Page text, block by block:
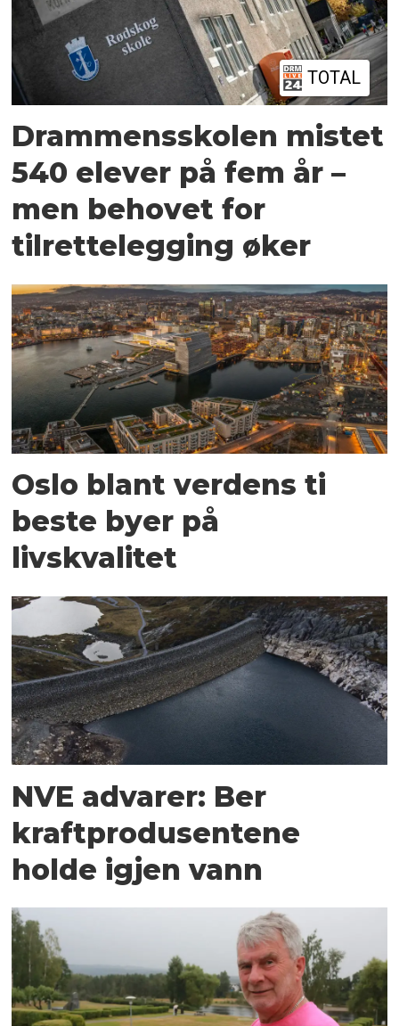
TOTAL
Drammensskolen mistet
540 elever på fem år –
men behovet for
tilrettelegging øker
Oslo blant verdens ti
beste byer på
livskvalitet
NVE advarer: Ber
kraftprodusentene
holde igjen vann